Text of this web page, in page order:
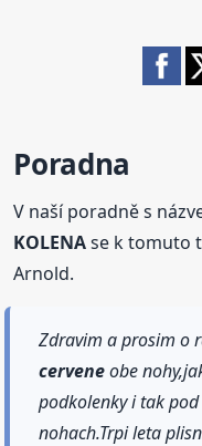
Poradna
V naší poradně s
KOLENAse k tomuto
Arnold.
Zdravim a prosim o
cerveneobe
podkolenky i tak
nohach.Trpi leta